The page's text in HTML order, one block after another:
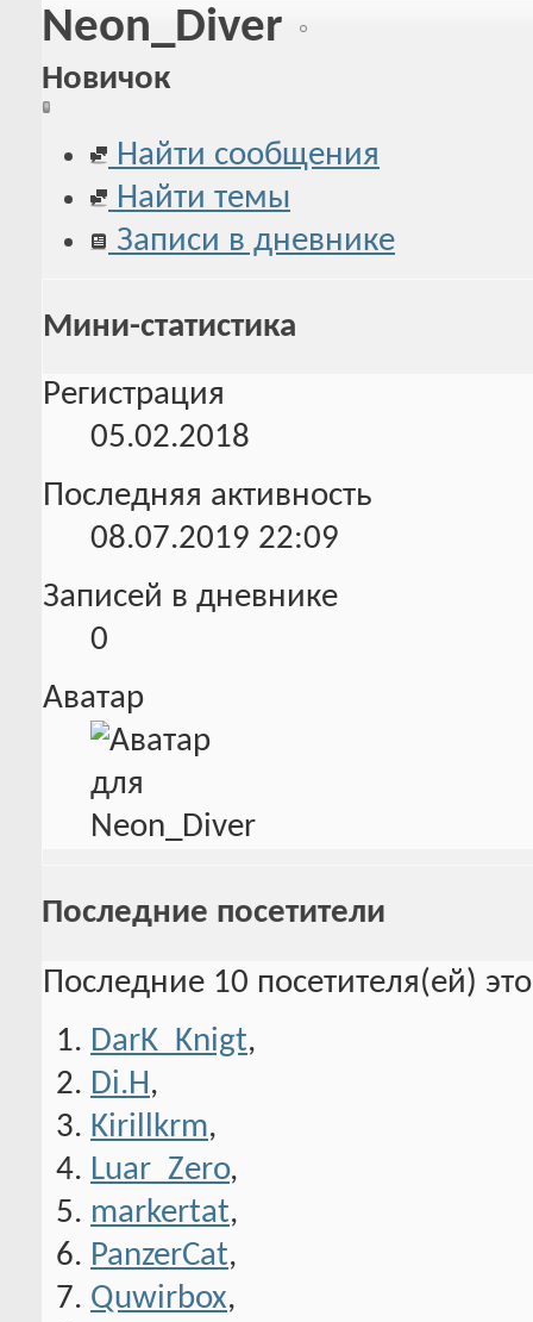
Neon_Diver
Новичок
Найти сообщения
Найти темы
Записи в дневнике
Мини-статистика
Регистрация
05.02.2018
Последняя активность
08.07.2019 22:09
Записей в дневнике
0
Аватар
Последние посетители
Последние 10 посетителя(ей)
DarK_Knigt,
Di.H ,
Kirillkrm,
Luar_Zero,
markertat,
PanzerCat,
Quwirbox,